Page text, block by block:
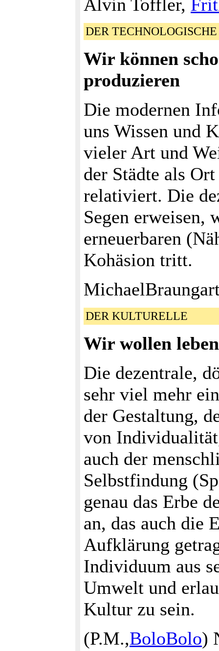
Alvin Toffler,
DER TECHNOLOGISCHE
Wir können
produzieren
Die modernen
uns Wissen und
vieler Art und
der Städte als
relativiert. Die
Segen erweisen,
erneuerbaren
Kohäsion tritt.
DER KULTURELLE
Wir wollen
Die dezentrale,
sehr viel mehr
der Gestaltung,
von
auch der
Selbstfindung
genau das Erbe
an, das auch die
Aufklärung
Individuum aus
Umwelt und
Kultur zu sein.
(P.M.,BoloBolo)